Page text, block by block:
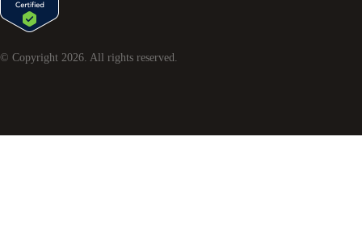
© Copyright 2026. All rights reserved.